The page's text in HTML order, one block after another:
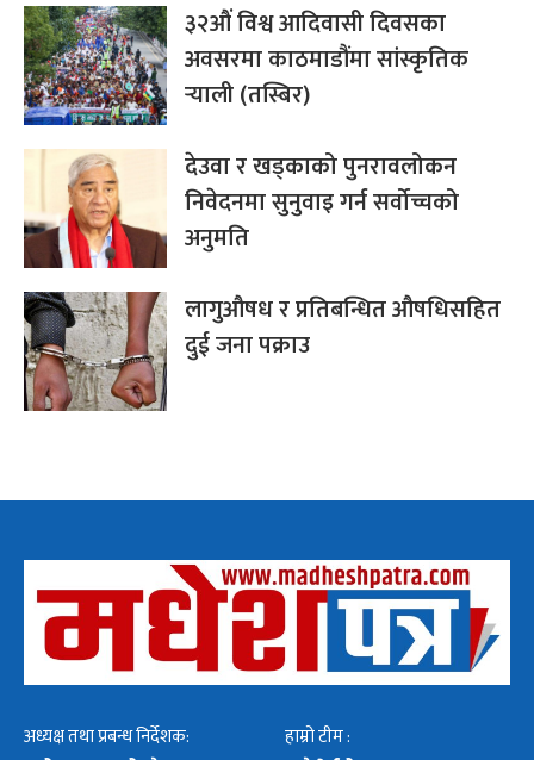
३२औं विश्व आदिवासी दिवसका
अवसरमा काठमाडौंमा सांस्कृतिक
र्‍याली (तस्बिर)
देउवा र खड्काको पुनरावलोकन
निवेदनमा सुनुवाइ गर्न सर्वोच्चको
अनुमति
लागुऔषध र प्रतिबन्धित औषधिसहित
दुई जना पक्राउ
अध्यक्ष तथा प्रबन्ध निर्देशक: हाम्रो टीम :